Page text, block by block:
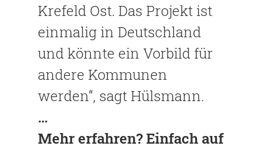
Krefeld Ost. Das Projekt ist
einmalig in Deutschland
und könnte ein Vorbild für
andere Kommunen
werden“, sagt Hülsmann.
…
Mehr erfahren? Einfach auf